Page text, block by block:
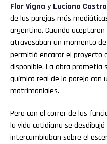
FlorVigna y Luciano Castro
de las parejas más
argentino. Cuando
atravesaban un momento
permitió encarar el proyecto
disponible. La obra prometía
química real de la pareja con
matrimoniales.
Pero con el correr de las
la vida cotidiana se
intercambiaban sobre el